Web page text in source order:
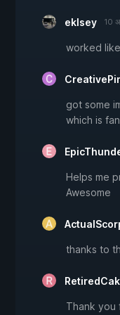
eklsey 10
worked
got some
which is
Helps me
Awesome
thanks to
Thank you